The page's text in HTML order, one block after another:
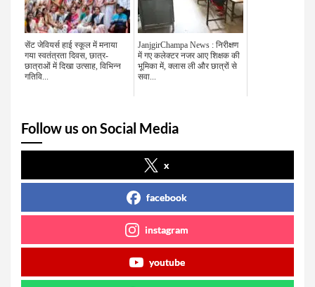
सेंट जेवियर्स हाई स्कूल में मनाया
गया स्वतंत्रता दिवस, छात्र-
छात्राओं में दिखा उत्साह, विभिन्न
गतिवि...
JanjgirChampa News : निरीक्षण
में गए कलेक्टर नजर आए शिक्षक की
भूमिका में, क्लास ली और छात्रों से
सवा...
Follow us on Social Media
x
facebook
instagram
youtube